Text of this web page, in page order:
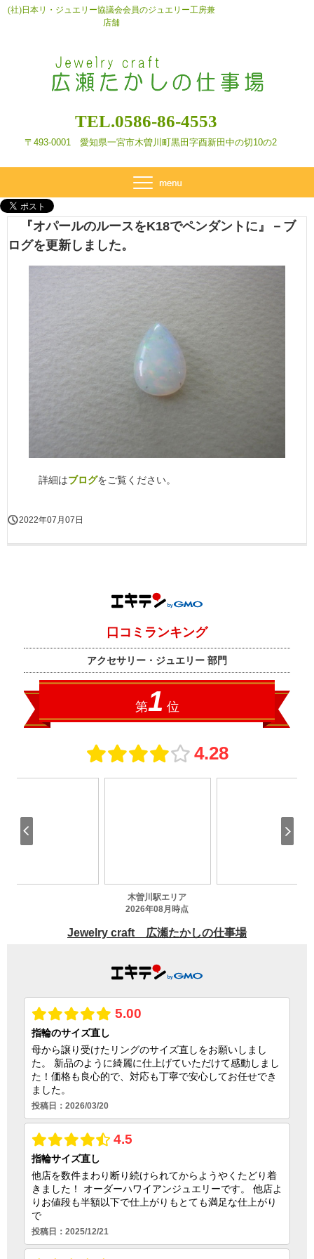
(社)日本リ・ジュエリー協議会会員のジュエリー工房兼
店舗
TEL.0586-86-4553
〒493-0001 愛知県一宮市木曽川町黒田字酉新田 中の切10の2
『オパールのルースをK18でペンダントに』－ブ
ログを更新しました。
詳細はブログをご覧ください。
2022年07月07日